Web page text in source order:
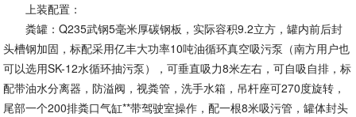
上装配置：
粪罐：Q235武钢5毫米厚碳钢板，实际容积9.2立方，罐内前后封
头槽钢加固，标配采用亿丰大功率10吨油循环真空吸污泵（南方用户也
可以选用SK-12水循环抽污泵），可垂直吸力8米左右，可自吸自排，标
配带油水分离器，防溢阀，视粪管，洗手水箱，吊杆座可270度旋转，
尾部一个200排粪口气缸**带驾驶室操作，配一根8米吸污管，罐体封头